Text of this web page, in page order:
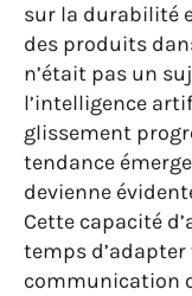
sur la durabilité
des produits
n’était pas un
l’intelligence
glissement
tendance
devienne
Cette capacité
temps
communication